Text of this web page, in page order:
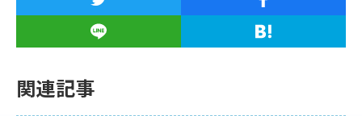
関連記事